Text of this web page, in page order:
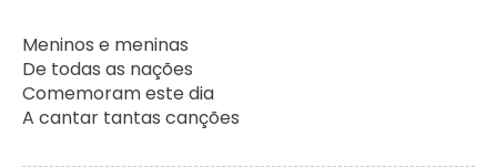
Meninos e meninas
De todas as nações
Comemoram este dia
A cantar tantas canções